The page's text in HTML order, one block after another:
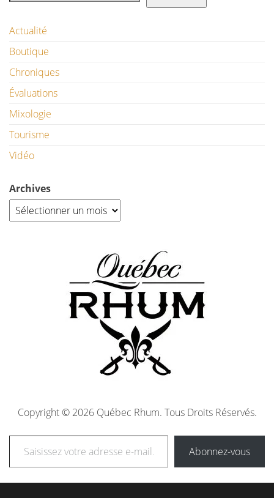
Actualité
Boutique
Chroniques
Évaluations
Mixologie
Tourisme
Vidéo
Archives
Copyright © 2026 Québec Rhum. Tous Droits Réservés.
Abonnez-vous